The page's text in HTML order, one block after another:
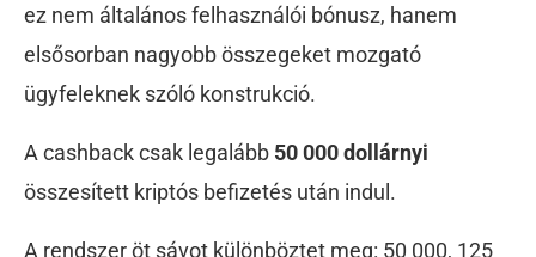
ez nem általános felhasználói bónusz, hanem
elsősorban nagyobb összegeket mozgató
ügyfeleknek szóló konstrukció.
A cashback csak legalább 50 000 dollárnyi
összesített kriptós befizetés után indul.
A rendszer öt sávot különböztet meg: 50 000, 125